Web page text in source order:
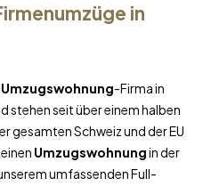
in
Umzugswohnung-Firma in
stehen seit über einem halben
gesamten Schweiz und der EU
Umzugswohnungin der
umfassenden Full-